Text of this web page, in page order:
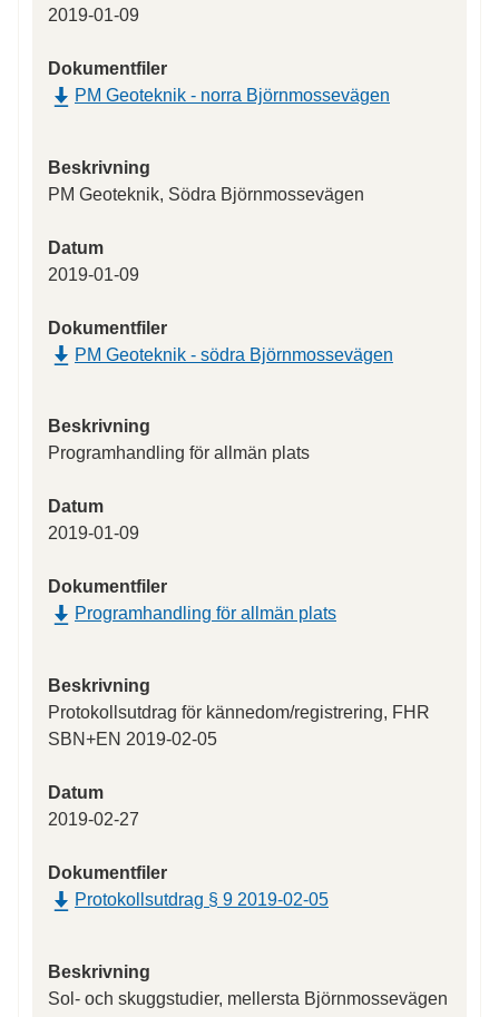
2019-01-09
Dokumentfiler
PM Geoteknik - norra Björnmossevägen
Beskrivning
PM Geoteknik, Södra Björnmossevägen
Datum
2019-01-09
Dokumentfiler
PM Geoteknik - södra Björnmossevägen
Beskrivning
Programhandling för allmän plats
Datum
2019-01-09
Dokumentfiler
Programhandling för allmän plats
Beskrivning
Protokollsutdrag för kännedom/registrering, FHR
SBN+EN 2019-02-05
Datum
2019-02-27
Dokumentfiler
Protokollsutdrag § 9 2019-02-05
Beskrivning
Sol- och skuggstudier, mellersta Björnmossevägen